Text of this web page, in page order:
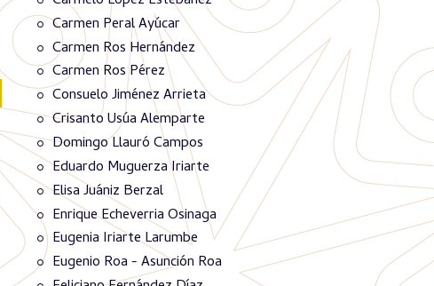
Carmen Peral Ayúcar
Carmen Ros Hernández
Carmen Ros Pérez
Consuelo Jiménez Arrieta
Crisanto Usúa Alemparte
Domingo Llauró Campos
Eduardo Muguerza Iriarte
Elisa Juániz Berzal
Enrique Echeverria Osinaga
Eugenia Iriarte Larumbe
Eugenio Roa - Asunción Roa